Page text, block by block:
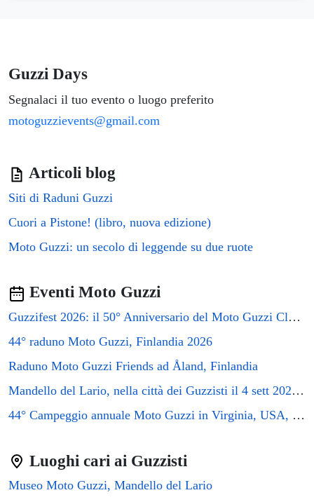
Guzzi Days
Segnalaci il tuo evento o luogo preferito
motoguzzievents@gmail.com
Articoli blog
Siti di Raduni Guzzi
Cuori a Pistone! (libro, nuova edizione)
Moto Guzzi: un secolo di leggende su due ruote
Eventi Moto Guzzi
Guzzifest 2026: il 50° Anniversario del Moto Guzzi Club GB
44° raduno Moto Guzzi, Finlandia 2026
Raduno Moto Guzzi Friends ad Åland, Finlandia
Mandello del Lario, nella città dei Guzzisti il 4 sett 2026 si terrà il raduno GMG2026
44° Campeggio annuale Moto Guzzi in Virginia, USA, 2026
Luoghi cari ai Guzzisti
Museo Moto Guzzi, Mandello del Lario